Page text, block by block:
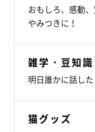
おもしろ、感動
やみつきに！
雑学・豆知識
明日誰かに話し
猫グッズ